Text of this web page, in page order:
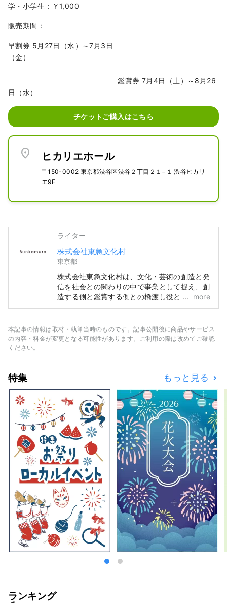
学・小学生：￥1,000
販売期間：
早割券 5月27日（水）～7月3日
（金）
鑑賞券 7月4日（土）～8月26
日（水）
チケットご購入はこちら
location_on ヒカリエホール
〒150-0002 東京都渋谷区渋谷２丁目２１−１ 渋谷ヒカリ
エ9F
ライター
株式会社東急文化村
東京都
株式会社東急文化村は、文化・芸術の創造と発
信を社会との関わりの中で事業として捉え、創
造する側と鑑賞する側との橋渡し役として、文
化・芸術を支え、ライブ（生）の感動を伝える
をしていただくことを目指しています。 お客
様の満足と感動のため、“上質な企画”、“良好
Bunkamura、東急シアターオーブ、セルリア
ンタワー能楽堂の運営を行っています。いずれ
の文化施設も会場の特徴を生かしたオリジナル
企画を軸とし、良質な文化を創造し発信してい
ます。また、幅広く文化・芸術に触れていただ
く一助として、共通のテーマをジャンルや施設
をまたいで紹介するなどの取り組みも行ってい
ます。
more
本記事の情報は取材・執筆当時のものです。記事公開後に商品やサービス
の内容・料金が変更となる可能性があります。ご利用の際は改めてご確認
ください。
特集 もっと見る
ランキング